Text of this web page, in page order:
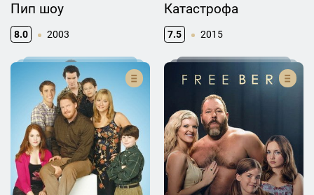
Пип шоу
8.0 2003
Катастрофа
7.5 2015